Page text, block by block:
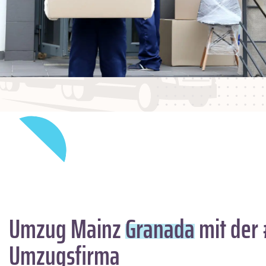
Umzug MainzGranadamit der
Umzugsfirma